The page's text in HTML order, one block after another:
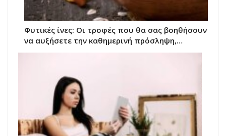
Φυτικές ίνες: Οι τροφές που θα σας βοηθήσουν
να αυξήσετε την καθημερινή πρόσληψη,…